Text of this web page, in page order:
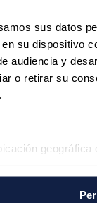
sus datos
su dispositivo
audiencia y
o retirar su